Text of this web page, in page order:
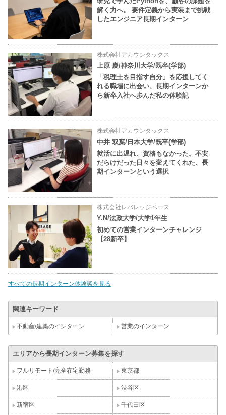
解く力へ。 要件定義から実装まで挑戦
したエンジニア長期インターン
株式会社アカウンタックス
上原 慶/神奈川大学/既卒(学部)
「税理士を目指す自分」を応援してく
れる職場に出会い、長期インターンか
ら新卒入社へ歩んだ私の体験記
株式会社アカウンタックス
中井 双葉/日本大学/既卒(学部)
就活に出遅れ、資格もなかった。不安
だらけだった日々を変えてくれた、長
期インターンという選択
株式会社レバレッジベース
Y.N/法政大学/大学1年生
初めての営業インターンチャレンジ
【28新卒】
すべての長期インターン体験談を見る
関連キーワード
不動産/建築のインターン 営業のインターン
エリアから長期インターン募集を探す
フルリモート/完全在宅勤務 東京都
港区 渋谷区
新宿区 千代田区